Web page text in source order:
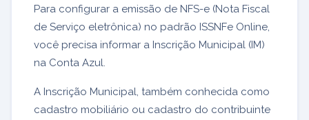
Para configurar a emissão de NFS-e (Nota Fiscal
de Serviço eletrônica) no padrão ISSNFe Online,
você precisa informar a Inscrição Municipal (IM)
na Conta Azul.
A Inscrição Municipal, também conhecida como
cadastro mobiliário ou cadastro do contribuinte